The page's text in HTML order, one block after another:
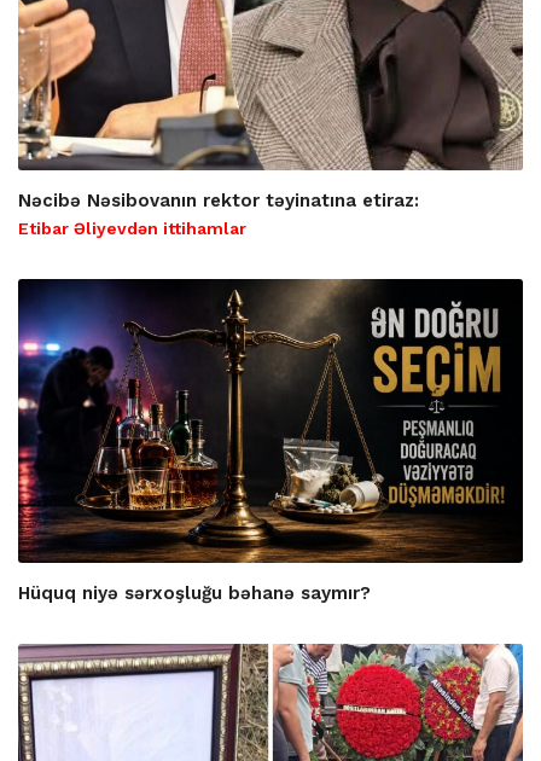
Nəcibə Nəsibovanın rektor təyinatına etiraz:
Etibar Əliyevdən ittihamlar
Hüquq niyə sərxoşluğu bəhanə saymır?